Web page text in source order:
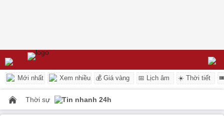
Mới nhất Xem nhiều 💰 Giá vàng 📅 Lịch âm ☀️ Thời tiết
Thời sự Tin nhanh 24h